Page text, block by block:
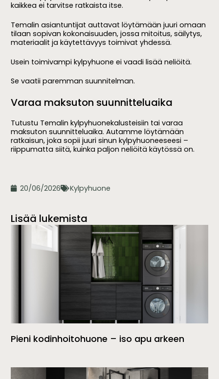
kaikkea ei tarvitse ratkaista itse.
Temalin asiantuntijat auttavat löytämään juuri omaan
tilaan sopivan kokonaisuuden, jossa mitoitus, säilytys,
materiaalit ja käytettävyys toimivat yhdessä.
Usein toimivampi kylpyhuone ei vaadi lisää neliöitä.
Se vaatii paremman suunnitelman.
Varaa maksuton suunnitteluaika
Tutustu Temalin kylpyhuonekalusteisiin tai varaa
maksuton suunnitteluaika. Autamme löytämään
ratkaisun, joka sopii juuri sinun kylpyhuoneeseesi –
riippumatta siitä, kuinka paljon neliöitä käytössä on.
20/06/2026 Kylpyhuone
Lisää lukemista
Pieni kodinhoitohuone – iso apu arkeen